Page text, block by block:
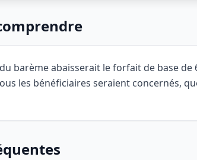
barème abaisserait le forfait de base de
les bénéficiaires seraient concernés,